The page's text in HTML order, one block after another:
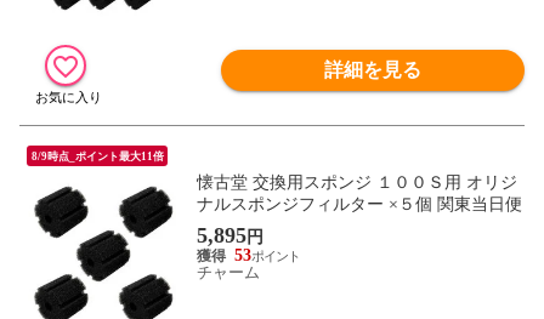
詳細を見る
8/9時点_ポイント最大11倍
懐古堂 交換用スポンジ １００Ｓ用 オリジ
ナルスポンジフィルター ×５個 関東当日便
5,895円
53
チャーム